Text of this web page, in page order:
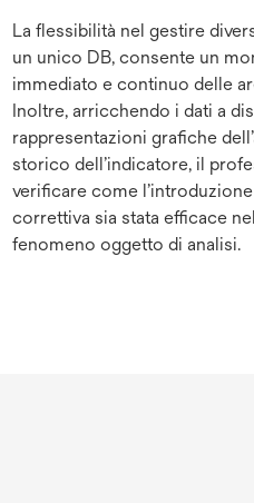
La flessibilità nel gestire
un unico DB, consente un
immediato e continuo delle
Inoltre, arricchendo i dati a
rappresentazioni grafiche
storico dell’indicatore, il
verificare come l’introduzione
correttiva sia stata efficace
fenomeno oggetto di analisi.